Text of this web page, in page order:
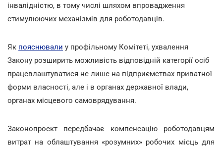
інвалідністю, в тому числі шляхом впровадження
стимулюючих механізмів для роботодавців.
Як пояснювали у профільному Комітеті, ухвалення
Закону розширить можливість відповідній категорії осіб
працевлаштуватися не лише на підприємствах приватної
форми власності, але і в органах державної влади,
органах місцевого самоврядування.
Законопроект передбачає компенсацію роботодавцям
витрат на облаштування «розумних» робочих місць для